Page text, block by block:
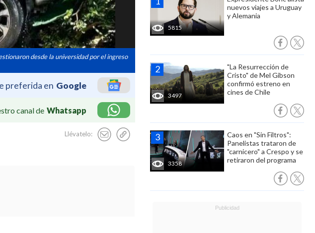
desde la universidad por el ingreso
preferida en Google
canal de Whatsapp
Llévatelo:
5815
nuevos viajes a Uruguay
y Alemania
3497
"La Resurrección de
Cristo" de Mel Gibson
confirmó estreno en
cines de Chile
3358
Caos en "Sin Filtros":
Panelistas trataron de
"carnicero" a Crespo y se
retiraron del programa